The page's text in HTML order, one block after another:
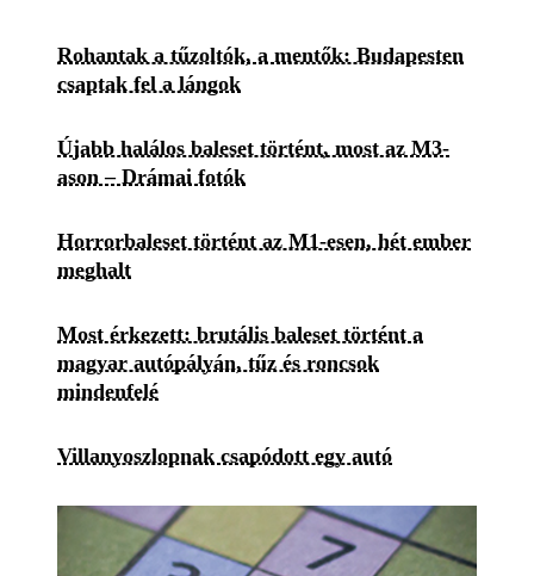
Rohantak a tűzoltók, a mentők: Budapesten
csaptak fel a lángok
Újabb halálos baleset történt, most az M3-
ason – Drámai fotók
Horrorbaleset történt az M1-esen, hét ember
meghalt
Most érkezett: brutális baleset történt a
magyar autópályán, tűz és roncsok
mindenfelé
Villanyoszlopnak csapódott egy autó